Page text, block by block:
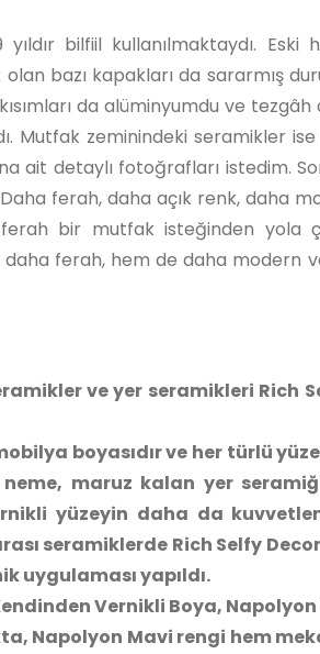
bilfiil kullanılmaktaydı.
bazı kapakları da sararmış
da alüminyumdu ve
Mutfak zeminindeki seramikler
ait detaylı fotoğrafları istedim.
ferah, daha açık renk, daha
bir mutfak isteğinden yola
ferah, hem de daha modern
ve yer seramikleri Rich
boyasıdır ve her türlü
maruz kalan yer
yüzeyin daha da
seramiklerde Rich Selfy
uygulaması yapıldı.
Vernikli Boya,
Napolyon Mavi rengi hem